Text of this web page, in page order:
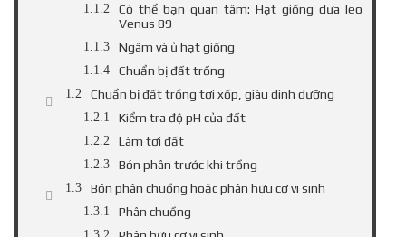
Có thể bạn quan tâm: Hạt giống dưa leo
Venus 89
Ngâm và ủ hạt giống
Chuẩn bị đất trồng
Chuẩn bị đất trồng tơi xốp, giàu dinh dưỡng
Kiểm tra độ pH của đất
Làm tơi đất
Bón phân trước khi trồng
Bón phân chuồng hoặc phân hữu cơ vi sinh
Phân chuồng